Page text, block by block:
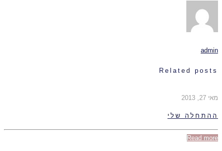
admin
Related posts
מאי 27, 2013
ההתחלה שלי
Read more